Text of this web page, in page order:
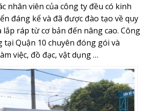
nhân viên của công ty đều có kinh
đáng kể và đã được đào tạo về quy
ráp từ cơ bản đến nâng cao. Công
tại Quận 10 chuyên đóng gói và
việc, đồ đạc, vật dụng …